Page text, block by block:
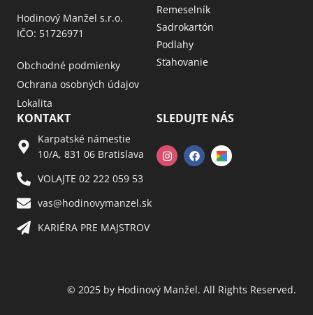
Hodinový Manžel s.r.o.
IČO: 51726971
Obchodné podmienky
Ochrana osobných údajov
Lokalita
Remeselník
Sadrokartón
Podlahy
Sťahovanie
KONTAKT
Karpatské námestie
10/A, 831 06 Bratislava
VOLAJTE 02 222 059 53​
vas@hodinovymanzel.sk​
KARIÉRA PRE MAJSTROV​
SLEDUJTE NÁS
© 2025 by Hodinový Manžel. All Rights Reserved.